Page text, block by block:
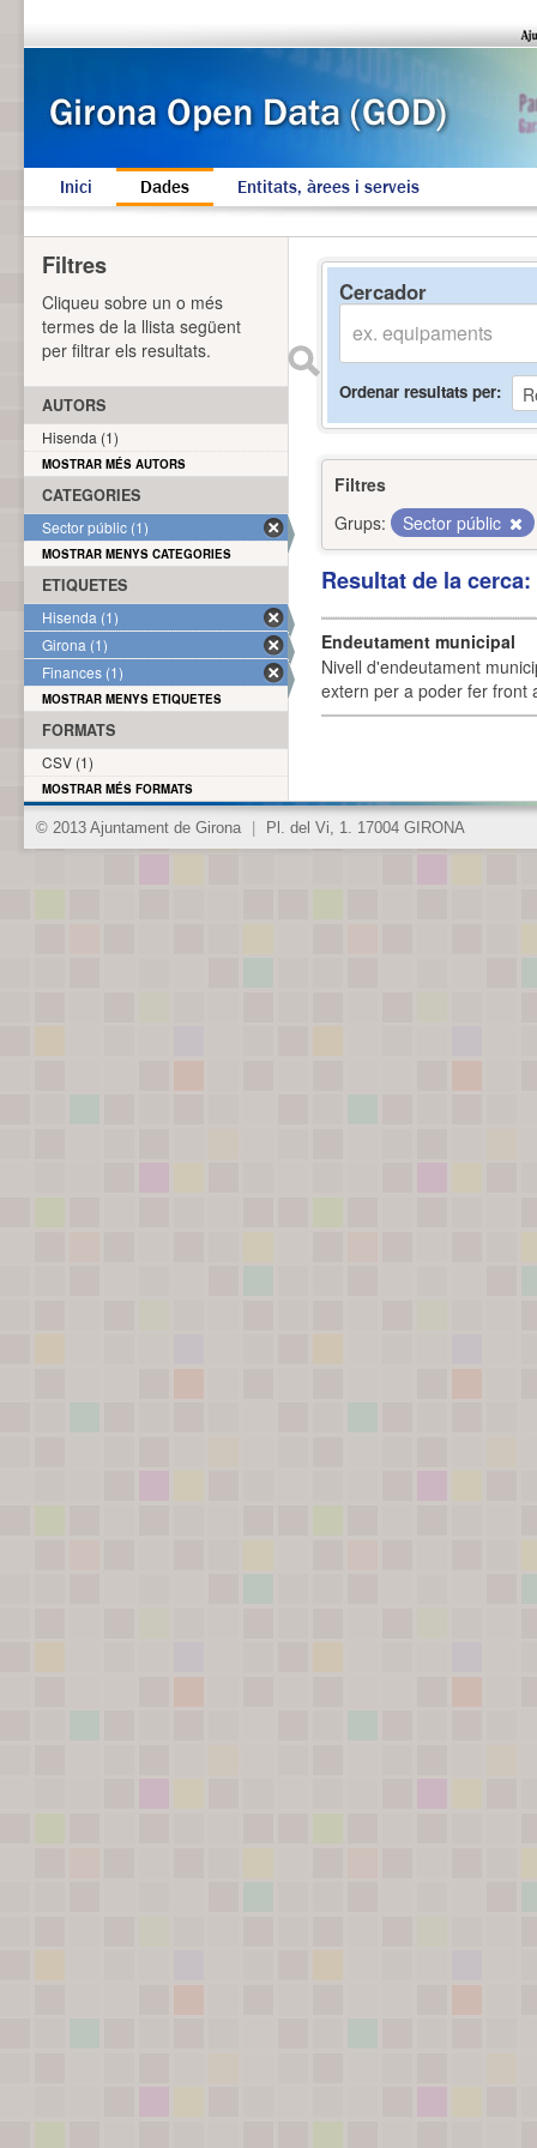
Inici Dades Entitats, àrees i serveis
Cercador
Ordenar resultats per
Filtres
Grups:
Sector públic
Resultat de la
Endeutament municipal
Nivell d'endeutament
extern per a poder fer front
Filtres
Cliqueu sobre un o més
termes de la llista següent
per filtrar els resultats.
AUTORS
Hisenda (1)
MOSTRAR MÉS AUTORS
CATEGORIES
Sector públic (1)
MOSTRAR MENYS CATEGORIES
ETIQUETES
Hisenda (1)
Girona (1)
Finances (1)
MOSTRAR MENYS ETIQUETES
FORMATS
CSV (1)
MOSTRAR MÉS FORMATS
© 2013 Ajuntament de Girona Pl. del Vi, 1. 17004 GIRONA